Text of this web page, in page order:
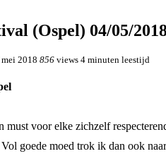
(Ospel) 04/05/
2018 856 views 4 minuten leestijd
voor elke zichzelf
goede moed trok ik dan ook